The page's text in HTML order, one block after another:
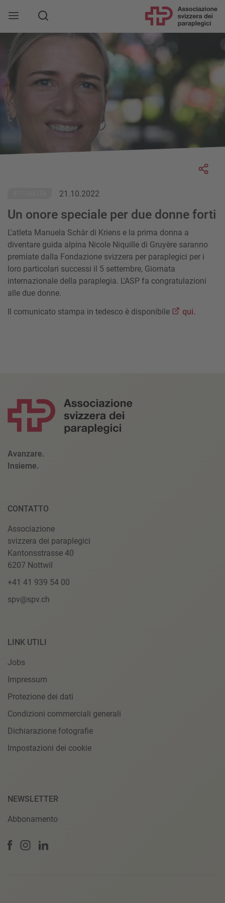
21.10.2022
Un onore speciale per due donne forti
L'atleta Manuela Schär di Kriens e la prima donna a
diventare guida alpina Nicole Niquille di Gruyère saranno
premiate dalla Fondazione svizzera per paraplegici per i
loro particolari successi il 5 settembre, Giornata
internazionale della paraplegia. L'ASP fa congratulazioni
alle due donne.
Il comunicato stampa in tedesco è disponibile
qui.
Avanzare.
Insieme.
CONTATTO
Associazione
svizzera dei paraplegici
Kantonsstrasse 40
6207 Nottwil
+41 41 939 54 00
spv@spv.ch
LINK UTILI
Jobs
Impressum
Protezione dei dati
Condizioni commerciali generali
Dichiarazione fotografie
Impostazioni dei cookie
NEWSLETTER
Abbonamento